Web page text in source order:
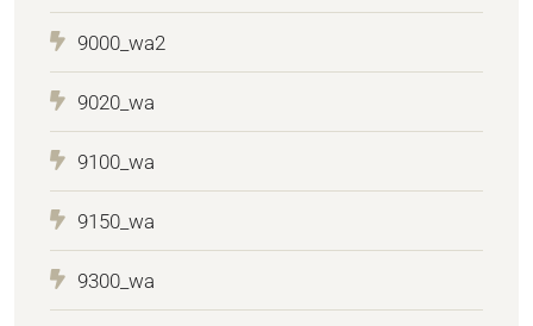
9000_wa2
9020_wa
9100_wa
9150_wa
9300_wa